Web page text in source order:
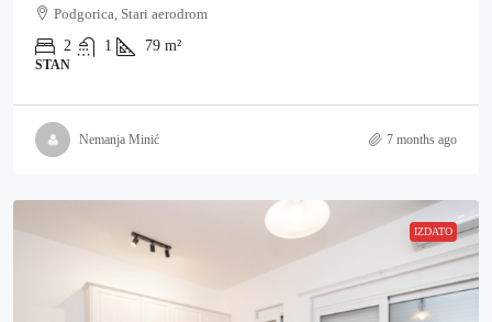
Podgorica, Stari aerodrom
2
1 79 m²
STAN
Nemanja Minić 7 months ago
IZDATO